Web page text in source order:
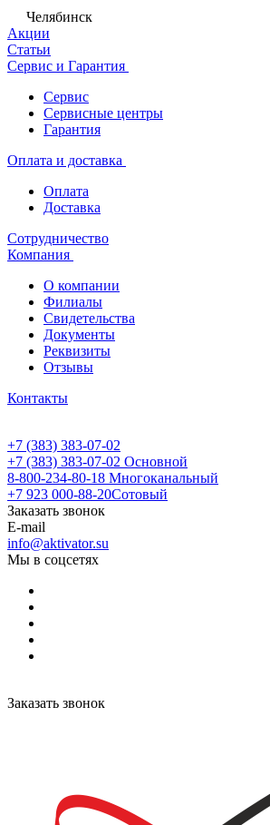
Челябинск
Акции
Статьи
Сервис и Гарантия
Сервис
Сервисные центры
Гарантия
Оплата и доставка
Оплата
Доставка
Сотрудничество
Компания
О компании
Филиалы
Свидетельства
Документы
Реквизиты
Отзывы
Контакты
+7 (383) 383-07-02
+7 (383) 383-07-02 Основной
8-800-234-80-18 Многоканальный
+7 923 000-88-20Сотовый
Заказать звонок
E-mail
info@aktivator.su
Мы в соцсетях
Заказать звонок